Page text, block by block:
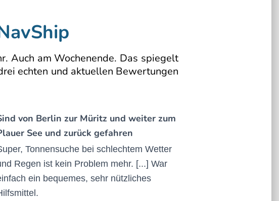
Auch am Wochenende. Das spiegelt
echten und aktuellen Bewertungen
von Berlin zur Müritz und weiter zum
See und zurück gefahren
Tonnensuche bei schlechtem Wetter
Regen ist kein Problem mehr. [...] War
ein bequemes, sehr nützliches